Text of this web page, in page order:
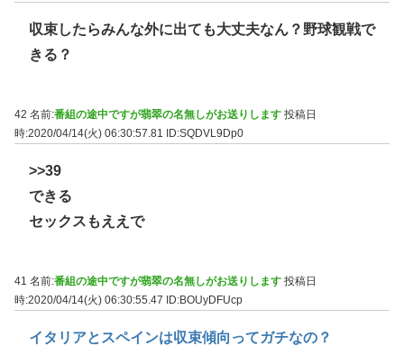
収束したらみんな外に出ても大丈夫なん？野球観戦で
きる？
42 名前:番組の途中ですが翡翠の名無しがお送りします 投稿日
時:2020/04/14(火) 06:30:57.81
ID:SQDVL9Dp0
>>39
できる
セックスもええで
41 名前:番組の途中ですが翡翠の名無しがお送りします 投稿日
時:2020/04/14(火) 06:30:55.47 ID:BOUyDFUcp
イタリアとスペインは収束傾向ってガチなの？